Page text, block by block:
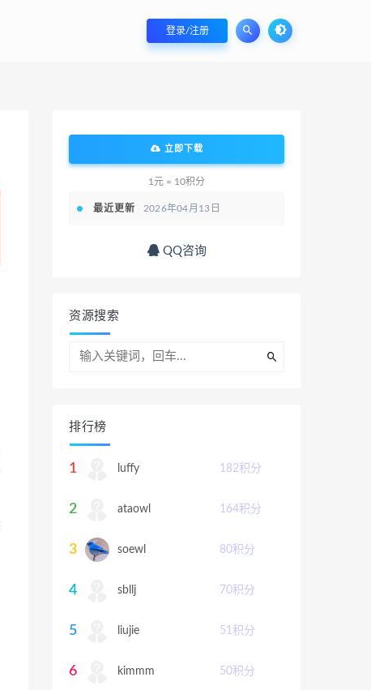
登录/注册
立即下载
1元 = 10积分
最近更新 2026年04月13日
QQ咨询
资源搜索
排行榜
1 luffy 182积分
2 ataowl 164积分
3 soewl 80积分
4 sbllj 70积分
5 liujie 51积分
6 kimmm 50积分